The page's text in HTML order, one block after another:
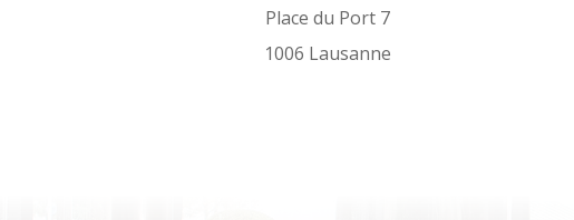
Place du Port 7
1006 Lausanne